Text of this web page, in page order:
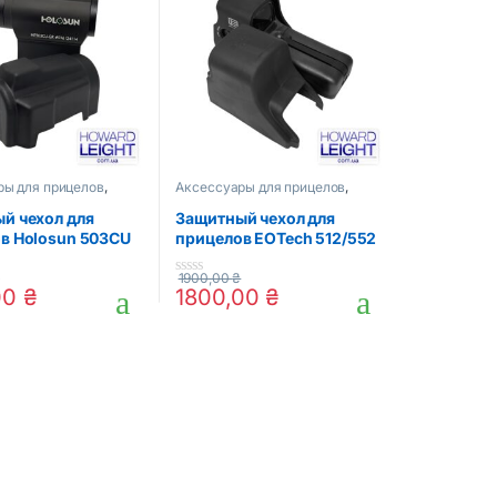
для прицелов,
чехол для
Holosun 503CU
₴
Аксессуары для прицелов,
Оптика и прицелы
Защитный чехол для
прицелов EOTech 512/552
0
o
1800,00 ₴
1900,00₴